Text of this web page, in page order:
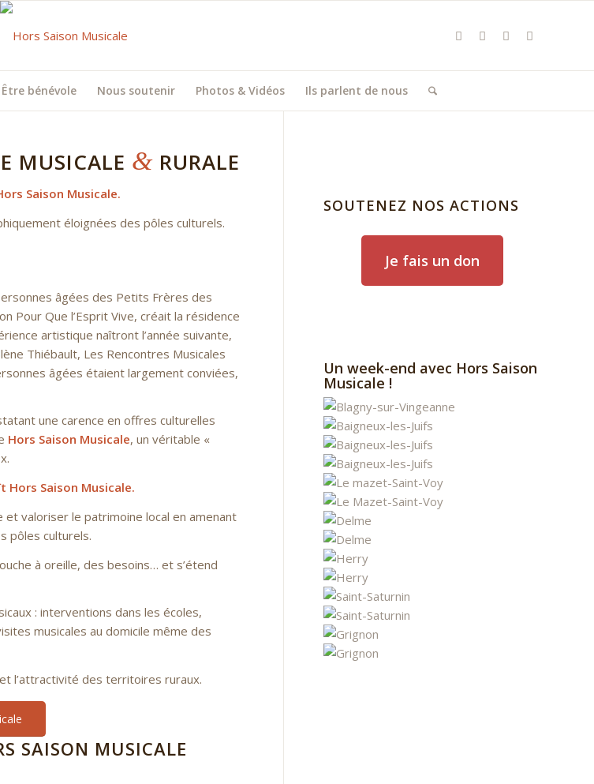
Être bénévole Nous soutenir Photos & Vidéos Ils parlent de nous
MUSICALE & RURALE
Saison Musicale.
éloignées des pôles culturels.
âgées des Petits Frères des
Pour Que l’Esprit Vive, créait la résidence
artistique naîtront l’année suivante,
Thiébault, Les Rencontres Musicales
âgées étaient largement conviées,
une carence en offres culturelles
Hors Saison Musicale, un véritable «
Hors Saison Musicale.
valoriser le patrimoine local en amenant
pôles culturels.
à oreille, des besoins… et s’étend
: interventions dans les écoles,
musicales au domicile même des
l’attractivité des territoires ruraux.
SAISON MUSICALE
SOUTENEZ NOS ACTIONS
Je fais un don
Un week-end avec Hors Saison
Musicale !